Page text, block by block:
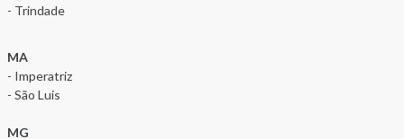
- Trindade
MA
- Imperatriz
- São Luis
MG